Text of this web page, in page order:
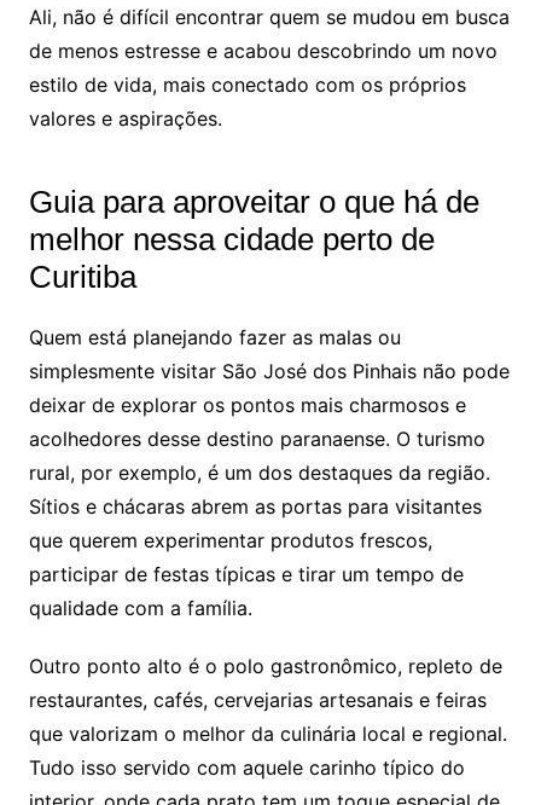
Ali, não é difícil encontrar quem se mudou em busca
de menos estresse e acabou descobrindo um novo
estilo de vida, mais conectado com os próprios
valores e aspirações.
Guia para aproveitar o que há de
melhor nessa cidade perto de
Curitiba
Quem está planejando fazer as malas ou
simplesmente visitar São José dos Pinhais não pode
deixar de explorar os pontos mais charmosos e
acolhedores desse destino paranaense. O turismo
rural, por exemplo, é um dos destaques da região.
Sítios e chácaras abrem as portas para visitantes
que querem experimentar produtos frescos,
participar de festas típicas e tirar um tempo de
qualidade com a família.
Outro ponto alto é o polo gastronômico, repleto de
restaurantes, cafés, cervejarias artesanais e feiras
que valorizam o melhor da culinária local e regional.
Tudo isso servido com aquele carinho típico do